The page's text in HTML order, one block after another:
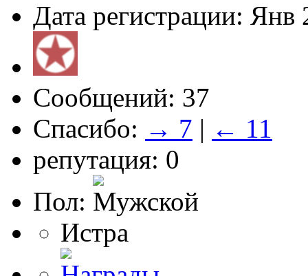
Дата регистрации: Янв
Сообщений: 37
Спасибо: → 7 | ← 11
репутация: 0
Пол:
Истра